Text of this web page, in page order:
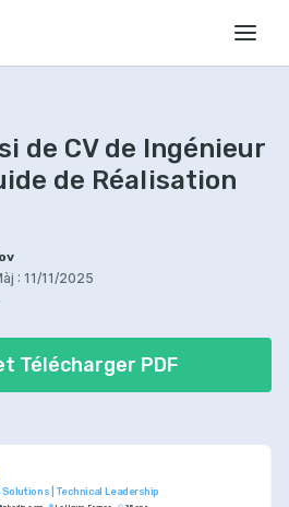
de CV de Ingénieur
de Réalisation
: 11/11/2025
Télécharger PDF
| Technical Leadership